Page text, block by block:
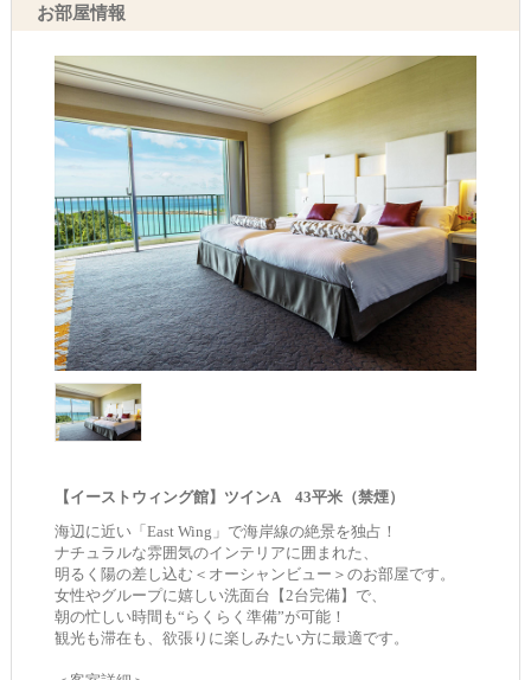
お部屋情報
【イーストウィング館】ツインA 43平米（禁煙）
海辺に近い「East Wing」で海岸線の絶景を独占！
ナチュラルな雰囲気のインテリアに囲まれた、
明るく陽の差し込む＜オーシャンビュー＞のお部屋です。
女性やグループに嬉しい洗面台【2台完備】で、
朝の忙しい時間も“らくらく準備”が可能！
観光も滞在も、欲張りに楽しみたい方に最適です。